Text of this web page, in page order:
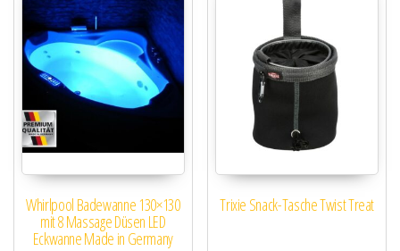
Whirlpool Badewanne 130×130
mit 8 Massage Düsen LED
Eckwanne Made in Germany
Trixie Snack-Tasche Twist Treat